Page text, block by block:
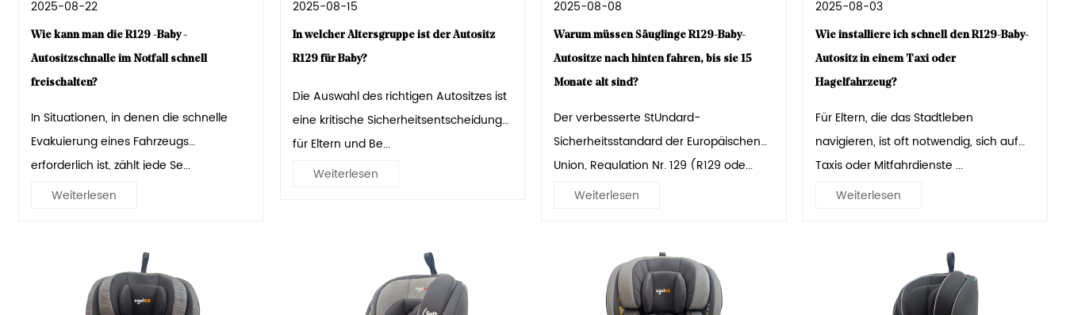
2025-08-22
Wie kann man die R129 -Baby -
Autositzschnalle im Notfall schnell
freischalten?
In Situationen, in denen die schnelle
Evakuierung eines Fahrzeugs
erforderlich ist, zählt jede Se...
Weiterlesen
2025-08-15
In welcher Altersgruppe ist der Autositz
R129 für Baby?
Die Auswahl des richtigen Autositzes ist
eine kritische Sicherheitsentscheidung
für Eltern und Be...
Weiterlesen
2025-08-08
Warum müssen Säuglinge R129-Baby-
Autositze nach hinten fahren, bis sie 15
Monate alt sind?
Der verbesserte StUndard-
Sicherheitsstandard der Europäischen
Union, Regulation Nr. 129 (R129 ode...
Weiterlesen
2025-08-03
Wie installiere ich schnell den R129-Baby-
Autositz in einem Taxi oder
Hagelfahrzeug?
Für Eltern, die das Stadtleben
navigieren, ist oft notwendig, sich auf
Taxis oder Mitfahrdienste ...
Weiterlesen